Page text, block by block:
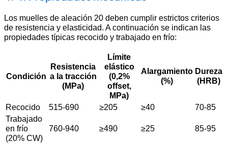
Los muelles de aleación 20 deben cumplir estrictos criterios
de resistencia y elasticidad. A continuación se indican las
propiedades típicas recocido y trabajado en frío:
Condición
Resistencia
a la tracción
(MPa)
Límite
elástico
(0,2%
offset,
MPa)
Alargamiento
(%)
Dureza
(HRB)
Recocido 515-690 ≥205 ≥40
70-85
Trabajado
en frío
(20% CW)
760-940 ≥490 ≥25 85-95